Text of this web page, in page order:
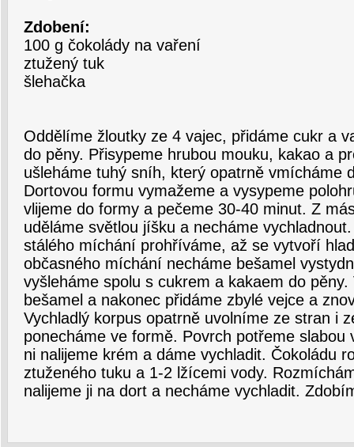
Zdobení:
100 g čokolády na vaření
ztužený tuk
šlehačka
Oddělíme žloutky ze 4 vajec, přidáme cukr a
do pěny. Přisypeme hrubou mouku, kakao a
ušleháme tuhý sníh, který opatrně vmícháme
Dortovou formu vymažeme a vysypeme
vlijeme do formy a pečeme 30-40 minut. Z
uděláme světlou jíšku a necháme
stálého míchání prohříváme, až se vytvoří
občasného míchání necháme bešamel
vyšleháme spolu s cukrem a kakaem do pěny.
bešamel a nakonec přidáme zbylé vejce a
Vychladlý korpus opatrně uvolníme ze stran i
ponecháme ve formě. Povrch potřeme slabou
ni nalijeme krém a dáme vychladit. Čokoládu
ztuženého tuku a 1-2 lžícemi vody.
nalijeme ji na dort a necháme vychladit.